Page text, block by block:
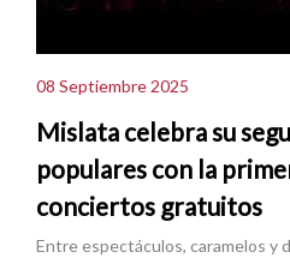
08 Septiembre 2025
Mislata celebra su
populares con la
conciertos gratuitos
Entre espectáculos, caramelos y